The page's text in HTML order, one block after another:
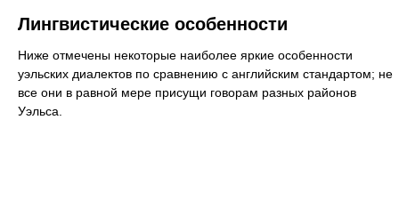
Лингвистические особенности
Ниже отмечены некоторые наиболее яркие особенности
уэльских диалектов по сравнению с английским стандартом; не
все они в равной мере присущи говорам разных районов
Уэльса.